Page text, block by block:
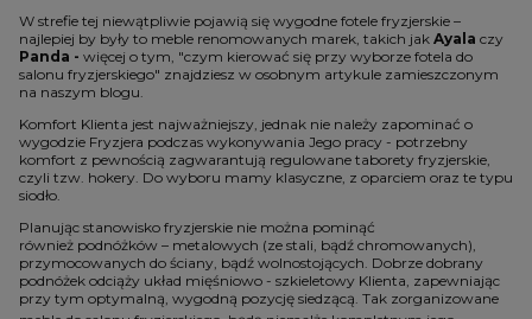
W strefie tej niewątpliwie pojawią się wygodne fotele fryzjerskie –
najlepiej by były to meble renomowanych marek, takich jak Ayala czy
Panda - więcej o tym, "czym kierować się przy wyborze fotela do
salonu fryzjerskiego" znajdziesz w osobnym artykule zamieszczonym
na naszym blogu.
Komfort Klienta jest najważniejszy, jednak nie należy zapominać o
wygodzie Fryzjera podczas wykonywania Jego pracy - potrzebny
komfort z pewnością zagwarantują regulowane taborety fryzjerskie,
czyli tzw. hokery. Do wyboru mamy klasyczne, z oparciem oraz te typu
siodło.
Planując stanowisko fryzjerskie nie można pominąć
również podnóżków – metalowych (ze stali, bądź chromowanych),
przymocowanych do ściany, bądź wolnostojących. Dobrze dobrany
podnóżek odciąży układ mięśniowo - szkieletowy Klienta, zapewniając
przy tym optymalną, wygodną pozycję siedzącą. Tak zorganizowane